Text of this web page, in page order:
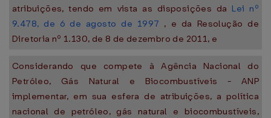
atribuições, tendo em vista as disposições da Lei nº
9.478, de 6 de agosto de 1997 , e da Resolução de
Diretoria nº 1.130, de 8 de dezembro de 2011, e
Considerando que compete à Agência Nacional do
Petróleo, Gás Natural e Biocombustíveis - ANP
implementar, em sua esfera de atribuições, a política
nacional de petróleo, gás natural e biocombustíveis,